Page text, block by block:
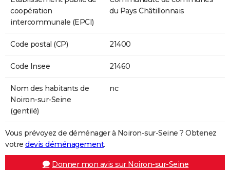
coopération
intercommunale (EPCI)
du Pays Châtillonnais
Code postal (CP) 21400
Code Insee 21460
Nom des habitants de
Noiron-sur-Seine
(gentilé)
nc
Vous prévoyez de déménager à Noiron-sur-Seine ? Obtenez
votre devis déménagement.
Donner mon avis sur Noiron-sur-Seine